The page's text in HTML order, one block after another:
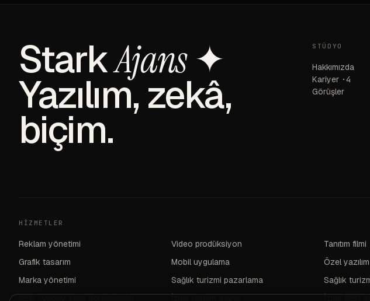
StarkAjans✦
Yazılım, zekâ,
biçim.
STÜDYO
Hakkımızda
Kariyer ·4
Görüşler
HIZMETLER
Reklam yönetimi Video prodüksiyon Tanıtım filmi
Grafik tasarım
Mobil uygulama Özel yazılım
Marka yönetimi
Sağlık turizmi pazarlama Sağlık
GEO · yapay zekâ görünürlüğü
İzmir reklam ajansı İzmir SEO